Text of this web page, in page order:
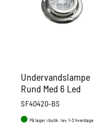
Undervandslampe
Rund Med 6 Led
SF40420-BS
På lager i butik: lev. 1-3 hverdage